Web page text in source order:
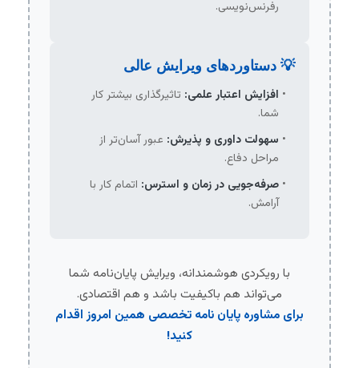
رفرنس‌نویسی.
💡 دستاوردهای ویرایش عالی
افزایش اعتبار علمی: تاثیرگذاری بیشتر کار
شما.
سهولت داوری و پذیرش: عبور آسان‌تر از
مراحل دفاع.
صرفه‌جویی در زمان و استرس: اتمام کار با
آرامش.
با رویکردی هوشمندانه، ویرایش پایان‌نامه شما
می‌تواند هم باکیفیت باشد و هم اقتصادی.
برای مشاوره پایان نامه تخصصی همین امروز اقدام
کنید!